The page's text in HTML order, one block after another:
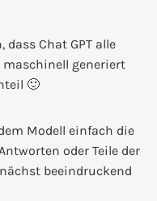
Chat GPT alle
maschinell generiert
🙂
Modell einfach die
oder Teile der
beeindruckend